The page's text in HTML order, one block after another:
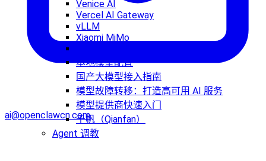
Venice AI
Vercel AI Gateway
vLLM
Xiaomi MiMo
本地模型配置
国产大模型接入指南
模型故障转移：打造高可用 AI 服务
模型提供商快速入门
千帆（Qianfan）
Agent 调教
ai@openclawcn.com